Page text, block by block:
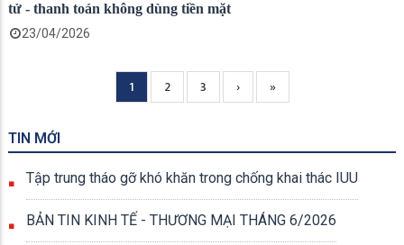
tử - thanh toán không dùng tiền mặt
23/04/2026
Current
page
1 Page
2 Page
3
Next
page
›
Trang
cuối
»
TIN MỚI
Tập trung tháo gỡ khó khăn trong chống khai thác IUU
BẢN TIN KINH TẾ - THƯƠNG MẠI THÁNG 6/2026